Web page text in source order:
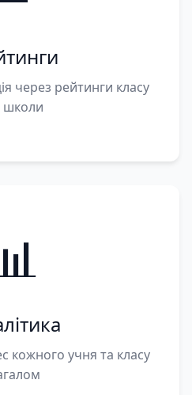
через рейтинги класу
школи
кожного учня та класу